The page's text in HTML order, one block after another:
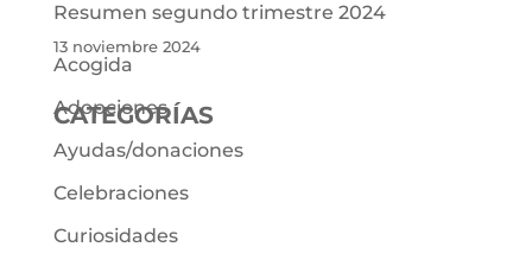
Resumen segundo trimestre 2024
13 noviembre 2024
CATEGORÍAS
Acogida
Adopciones
Ayudas/donaciones
Celebraciones
Curiosidades